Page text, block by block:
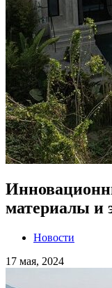
материалы и
Новости
17 мая, 2024